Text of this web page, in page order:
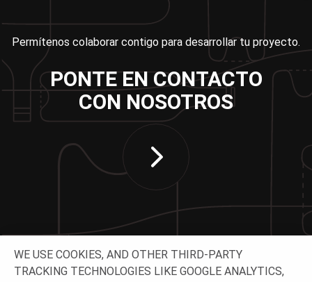
Permítenos colaborar contigo para desarrollar tu proyecto.
PONTE EN CONTACTO
CON NOSOTROS
WE USE COOKIES, AND OTHER THIRD-PARTY
TRACKING TECHNOLOGIES LIKE GOOGLE ANALYTICS,